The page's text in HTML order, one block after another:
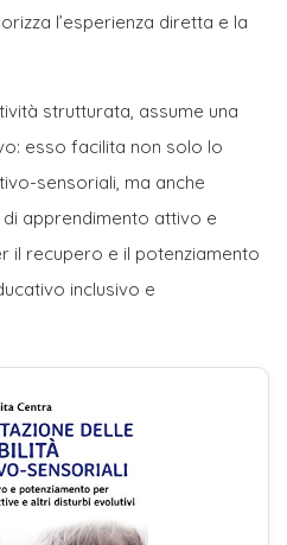
l’esperienza diretta e la
strutturata, assume una
esso facilita non solo lo
sensoriali, ma anche
apprendimento attivo e
il recupero e il potenziamento
inclusivo e